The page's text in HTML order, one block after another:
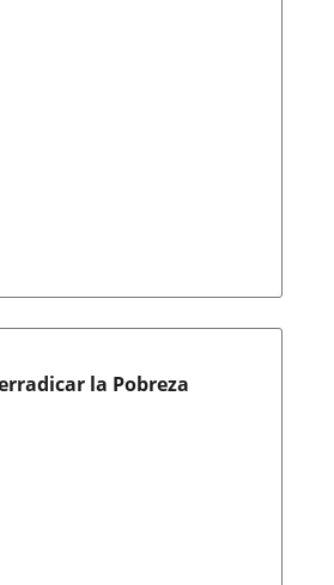
la Pobreza